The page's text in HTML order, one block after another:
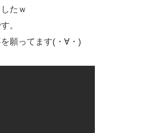
たｗ
。
願ってます(・∀・)